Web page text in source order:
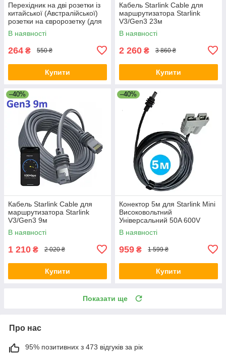
Перехідник на дві розетки із
китайської (Австралійської)
розетки на євророзетку (для
Ecoflow) 10А / 250В для
подорожей Чорний
В наявності
264 ₴ 550 ₴
Купити
Кабель Starlink Cable для
маршрутизатора Starlink
V3/Gen3 23м
В наявності
2 260 ₴ 3 860 ₴
Купити
–40%
Кабель Starlink Cable для
маршрутизатора Starlink
V3/Gen3 9м
В наявності
1 210 ₴ 2 020 ₴
Купити
–40%
Конектор 5м для Starlink Mini
Високовольтний
Універсальний 50A 600V
Чорний
В наявності
959 ₴ 1 599 ₴
Купити
Показати ще
Про нас
95% позитивних з 473 відгуків за рік